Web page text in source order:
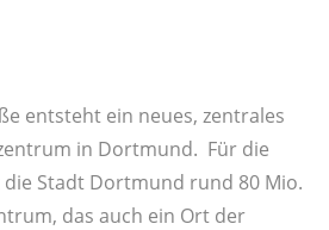
entsteht ein neues, zentrales
in Dortmund. Für die
Stadt Dortmund rund 80 Mio.
das auch ein Ort der